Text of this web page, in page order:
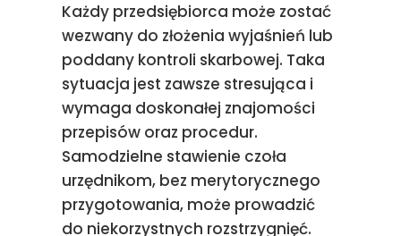
Każdy przedsiębiorca może zostać
wezwany do złożenia wyjaśnień lub
poddany kontroli skarbowej. Taka
sytuacja jest zawsze stresująca i
wymaga doskonałej znajomości
przepisów oraz procedur.
Samodzielne stawienie czoła
urzędnikom, bez merytorycznego
przygotowania, może prowadzić
do niekorzystnych rozstrzygnięć.